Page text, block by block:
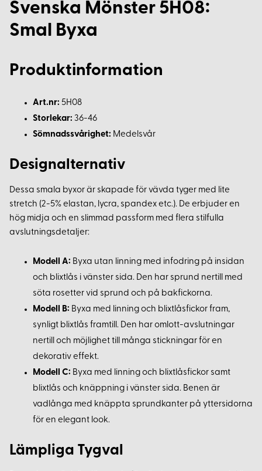
Svenska Mönster 5H08:
Smal Byxa
Produktinformation
Art.nr: 5H08
Storlekar: 36-46
Sömnadssvårighet: Medelsvår
Designalternativ
Dessa smala byxor är skapade för vävda tyger med lite
stretch (2-5% elastan, lycra, spandex etc.). De erbjuder en
hög midja och en slimmad passform med flera stilfulla
avslutningsdetaljer:
Modell A: Byxa utan linning med infodring på insidan
och blixtlås i vänster sida. Den har sprund nertill med
söta rosetter vid sprund och på bakfickorna.
Modell B: Byxa med linning och blixtlåsfickor fram,
synligt blixtlås framtill. Den har omlott-avslutningar
nertill och möjlighet till många stickningar för en
dekorativ effekt.
Modell C: Byxa med linning och blixtlåsfickor samt
blixtlås och knäppning i vänster sida. Benen är
vadlånga med knäppta sprundkanter på yttersidorna
för en elegant look.
Lämpliga Tygval